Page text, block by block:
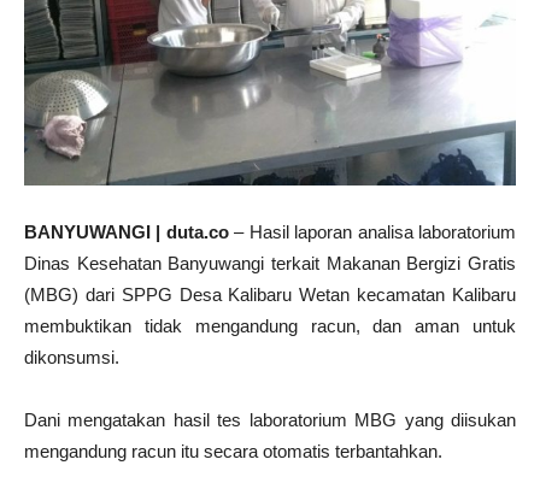
BANYUWANGI | duta.co– Hasil laporan analisa laboratorium
Dinas Kesehatan Banyuwangi terkait Makanan Bergizi Gratis
(MBG) dari SPPG Desa Kalibaru Wetan kecamatan Kalibaru
membuktikan tidak mengandung racun, dan aman untuk
dikonsumsi.
Dani mengatakan hasil tes laboratorium MBG yang diisukan
mengandung racun itu secara otomatis terbantahkan.